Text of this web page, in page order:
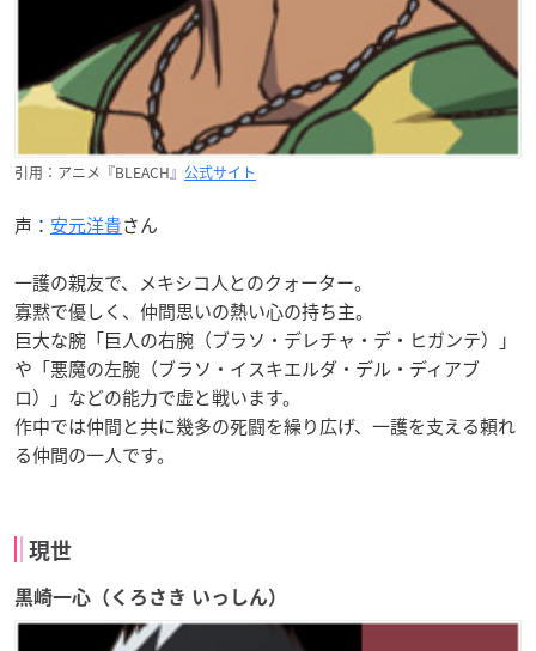
引用：アニメ『BLEACH』 公式サイト
声： 安元洋貴さん
一護の親友で、メキシコ人とのクォーター。
寡黙で優しく、仲間思いの熱い心の持ち主。
巨大な腕「巨人の右腕（ブラソ・デレチャ・デ・ヒガンテ）」
や「悪魔の左腕（ブラソ・イスキエルダ・デル・ディアブ
ロ）」などの能力で虚と戦います。
作中では仲間と共に幾多の死闘を繰り広げ、一護を支える頼れ
る仲間の一人です。
現世
黒崎一心（くろさき いっしん）